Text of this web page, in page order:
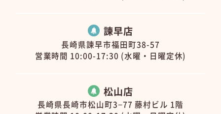
諫早店
長崎県諫早市福田町38-57
営業時間 10:00-17:30 (水曜・日曜定休)
松山店
長崎県長崎市松山町3−77 藤村ビル 1階